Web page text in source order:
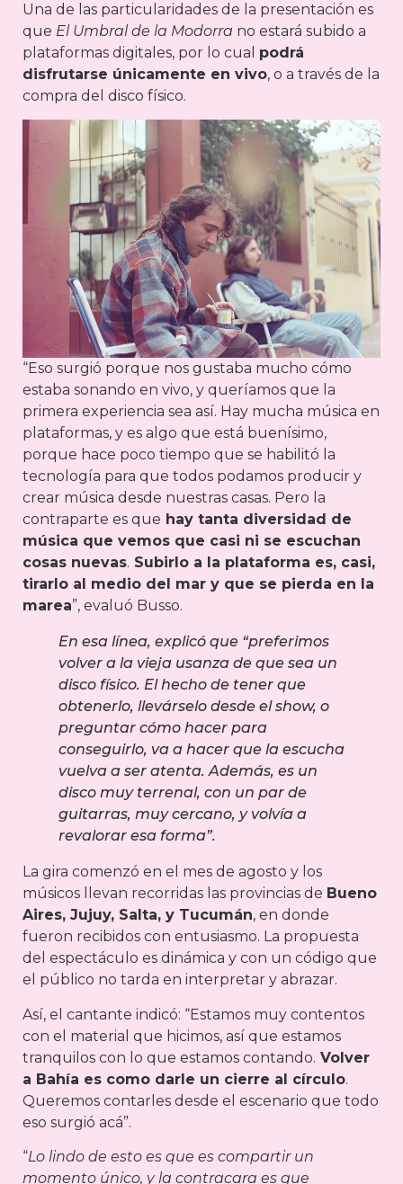
Una de las particularidades de la presentación es
que El Umbral de la Modorra no estará subido a
plataformas digitales, por lo cual podrá
disfrutarse únicamente en vivo, o a través de la
compra del disco físico.
“Eso surgió porque nos gustaba mucho cómo
estaba sonando en vivo, y queríamos que la
primera experiencia sea así. Hay mucha música en
plataformas, y es algo que está buenísimo,
porque hace poco tiempo que se habilitó la
tecnología para que todos podamos producir y
crear música desde nuestras casas. Pero la
contraparte es que hay tanta diversidad de
música que vemos que casi ni se escuchan
cosas nuevas. Subirlo a la plataforma es, casi,
tirarlo al medio del mar y que se pierda en la
marea”, evaluó Busso.
En esa línea, explicó que “preferimos
volver a la vieja usanza de que sea un
disco físico. El hecho de tener que
obtenerlo, llevárselo desde el show, o
preguntar cómo hacer para
conseguirlo, va a hacer que la escucha
vuelva a ser atenta. Además, es un
disco muy terrenal, con un par de
guitarras, muy cercano, y volvía a
revalorar esa forma”.
La gira comenzó en el mes de agosto y los
músicos llevan recorridas las provincias de Bueno
Aires, Jujuy, Salta, y Tucumán, en donde
fueron recibidos con entusiasmo. La propuesta
del espectáculo es dinámica y con un código que
el público no tarda en interpretar y abrazar.
Así, el cantante indicó: “Estamos muy contentos
con el material que hicimos, así que estamos
tranquilos con lo que estamos contando. Volver
a Bahía es como darle un cierre al círculo.
Queremos contarles desde el escenario que todo
eso surgió acá”.
“Lo lindo de esto es que es compartir un
momento único, y la contracara es que